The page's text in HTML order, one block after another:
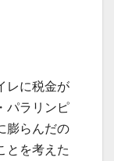
レに税金が
パラリンピ
膨らんだの
とを考えた